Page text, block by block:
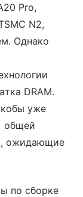
Pro,
N2,
Однако
DRAM.
уже
общей
ожидающие
по сборке